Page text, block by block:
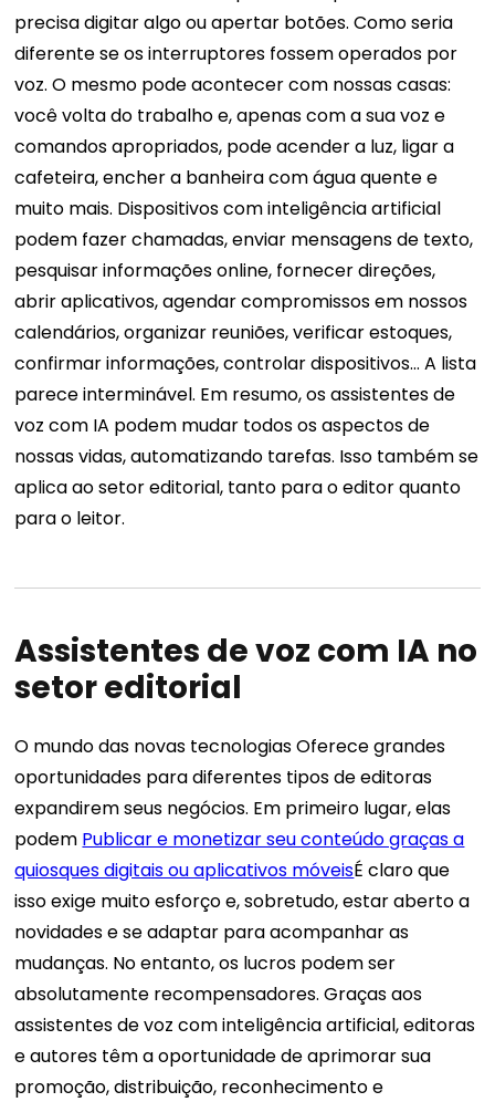
precisa digitar algo ou apertar botões. Como seria
diferente se os interruptores fossem operados por
voz. O mesmo pode acontecer com nossas casas:
você volta do trabalho e, apenas com a sua voz e
comandos apropriados, pode acender a luz, ligar a
cafeteira, encher a banheira com água quente e
muito mais. Dispositivos com inteligência artificial
podem fazer chamadas, enviar mensagens de texto,
pesquisar informações online, fornecer direções,
abrir aplicativos, agendar compromissos em nossos
calendários, organizar reuniões, verificar estoques,
confirmar informações, controlar dispositivos… A lista
parece interminável. Em resumo, os assistentes de
voz com IA podem mudar todos os aspectos de
nossas vidas, automatizando tarefas. Isso também se
aplica ao setor editorial, tanto para o editor quanto
para o leitor.
Assistentes de voz com IA no
setor editorial
O mundo das novas tecnologiasOferece grandes
oportunidades para diferentes tipos de editoras
expandirem seus negócios. Em primeiro lugar, elas
podem Publicar e monetizar seu conteúdo graças a
quiosques digitais ou aplicativos móveisÉ claro que
isso exige muito esforço e, sobretudo, estar aberto a
novidades e se adaptar para acompanhar as
mudanças. No entanto, os lucros podem ser
absolutamente recompensadores. Graças aos
assistentes de voz com inteligência artificial, editoras
e autores têm a oportunidade de aprimorar sua
promoção, distribuição, reconhecimento e